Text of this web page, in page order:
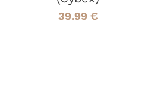
39.99 €